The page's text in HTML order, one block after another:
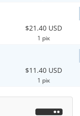
$21.40 USD
1 рік
$11.40 USD
1 рік